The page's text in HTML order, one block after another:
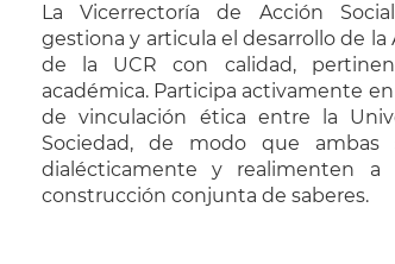
La Vicerrectoría de Acción
gestiona y articula el desarrollo de la
de la UCR con calidad,
académica. Participa activamente
de vinculación ética entre la
Sociedad, de modo que ambas
dialécticamente y realimenten
construcción conjunta de saberes.